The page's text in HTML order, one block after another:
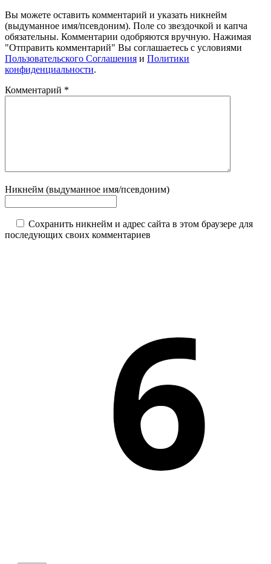
Вы можете оставить комментарий и указать никнейм
(выдуманное имя/псевдоним). Поле со звездочкой и капча
обязательны. Комментарии одобряются вручную. Нажимая
"Отправить комментарий" Вы соглашаетесь с условиями
Пользовательского Соглашения и Политики
конфиденциальности.
Комментарий *
Никнейм (выдуманное имя/псевдоним)
Сохранить никнейм и адрес сайта в этом браузере для
последующих своих комментариев